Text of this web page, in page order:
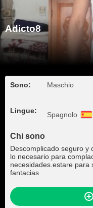
Adicto8
Sono: Maschio
Lingue: Spagnolo
Chi sono
Descomplicado seguro y
lo necesario para
necesidades.estare para
fantacias